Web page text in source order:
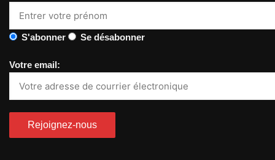
S'abonner Se désabonner
Votre email: